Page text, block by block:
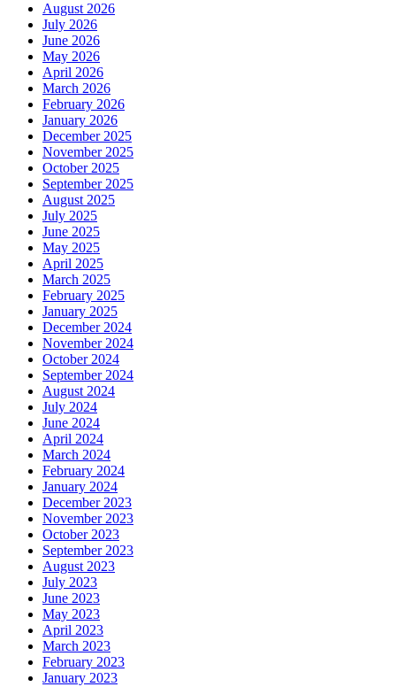
August 2026
July 2026
June 2026
May 2026
April 2026
March 2026
February 2026
January 2026
December 2025
November 2025
October 2025
September 2025
August 2025
July 2025
June 2025
May 2025
April 2025
March 2025
February 2025
January 2025
December 2024
November 2024
October 2024
September 2024
August 2024
July 2024
June 2024
April 2024
March 2024
February 2024
January 2024
December 2023
November 2023
October 2023
September 2023
August 2023
July 2023
June 2023
May 2023
April 2023
March 2023
February 2023
January 2023